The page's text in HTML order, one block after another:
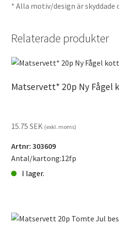
* Alla motiv/design är skyddade
Relaterade produkter
Matservett* 20p Ny Fågel
15.75 SEK (exkl. moms)
Artnr: 303609
Antal/kartong:12fp
I lager.
Ny
Fågel